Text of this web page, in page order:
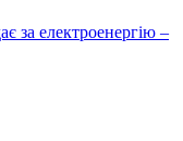
за електроенергію –